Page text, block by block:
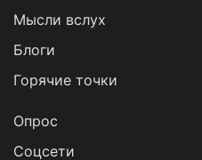
Мысли вслух
Блоги
Горячие точки
Опрос
Cоцсети